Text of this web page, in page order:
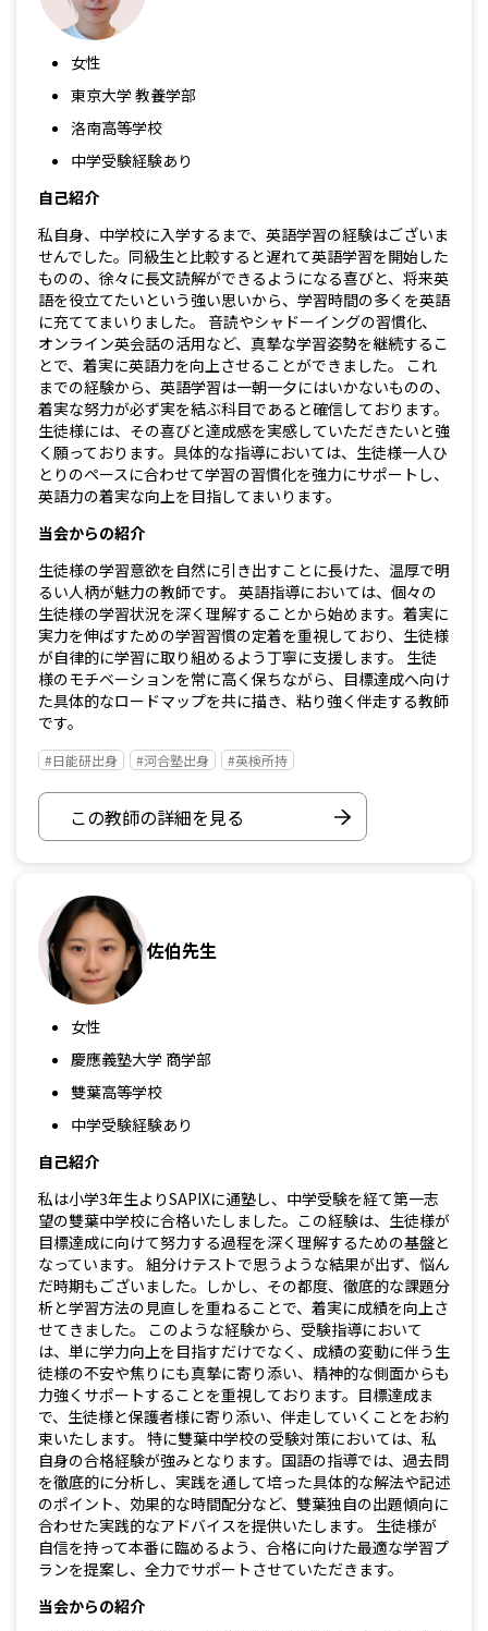
女性
東京大学 教養学部
洛南高等学校
中学受験経験あり
自己紹介
私自身、中学校に入学するまで、英語学習の経験はございま
せんでした。同級生と比較すると遅れて英語学習を開始した
ものの、徐々に長文読解ができるようになる喜びと、将来英
語を役立てたいという強い思いから、学習時間の多くを英語
に充ててまいりました。 音読やシャドーイングの習慣化、
オンライン英会話の活用など、真摯な学習姿勢を継続するこ
とで、着実に英語力を向上させることができました。 これ
までの経験から、英語学習は一朝一夕にはいかないものの、
着実な努力が必ず実を結ぶ科目であると確信しております。
生徒様には、その喜びと達成感を実感していただきたいと強
く願っております。具体的な指導においては、生徒様一人ひ
とりのペースに合わせて学習の習慣化を強力にサポートし、
英語力の着実な向上を目指してまいります。
当会からの紹介
生徒様の学習意欲を自然に引き出すことに長けた、温厚で明
るい人柄が魅力の教師です。 英語指導においては、個々の
生徒様の学習状況を深く理解することから始めます。着実に
実力を伸ばすための学習習慣の定着を重視しており、生徒様
が自律的に学習に取り組めるよう丁寧に支援します。 生徒
様のモチベーションを常に高く保ちながら、目標達成へ向け
た具体的なロードマップを共に描き、粘り強く伴走する教師
です。
#日能研出身 #河合塾出身 #英検所持
この教師の詳細を見る
佐伯先生
女性
慶應義塾大学 商学部
雙葉高等学校
中学受験経験あり
自己紹介
私は小学3年生よりSAPIXに通塾し、中学受験を経て第一志
望の雙葉中学校に合格いたしました。この経験は、生徒様が
目標達成に向けて努力する過程を深く理解するための基盤と
なっています。 組分けテストで思うような結果が出ず、悩ん
だ時期もございました。しかし、その都度、徹底的な課題分
析と学習方法の見直しを重ねることで、着実に成績を向上さ
せてきました。 このような経験から、受験指導において
は、単に学力向上を目指すだけでなく、成績の変動に伴う生
徒様の不安や焦りにも真摯に寄り添い、精神的な側面からも
力強くサポートすることを重視しております。目標達成ま
で、生徒様と保護者様に寄り添い、伴走していくことをお約
束いたします。 特に雙葉中学校の受験対策においては、私
自身の合格経験が強みとなります。国語の指導では、過去問
を徹底的に分析し、実践を通して培った具体的な解法や記述
のポイント、効果的な時間配分など、雙葉独自の出題傾向に
合わせた実践的なアドバイスを提供いたします。 生徒様が
自信を持って本番に臨めるよう、合格に向けた最適な学習プ
ランを提案し、全力でサポートさせていただきます。
当会からの紹介